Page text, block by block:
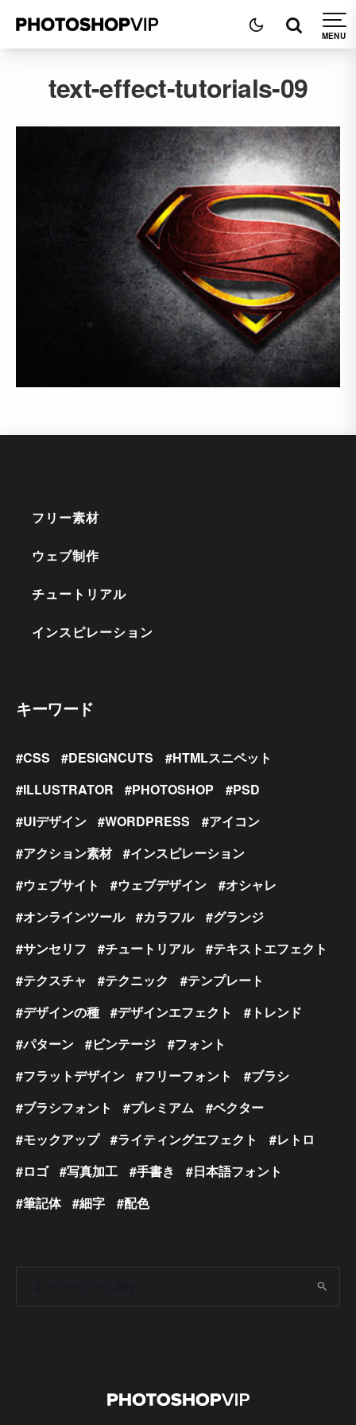
text-effect-tutorials-09
フリー素材
ウェブ制作
チュートリアル
インスピレーション
キーワード
CSS DESIGNCUTS
HTMLスニペット
ILLUSTRATOR
PHOTOSHOP
PSD
UIデザイン
WORDPRESS
アイコン
アクション素材
インスピレーション
ウェブサイト
ウェブデザイン
オシャレ
オンラインツール
カラフル
グランジ
サンセリフ
チュートリアル
テキストエフェクト
テクスチャ
テクニック
テンプレート
デザインの種
デザインエフェクト
トレンド
パターン
ビンテージ
フォント
フラットデザイン
フリーフォント
ブラシ
ブラシフォント
プレミアム
ベクター
モックアップ
ライティングエフェクト
レトロ
ロゴ
写真加工 手書き
日本語フォント
筆記体
細字 配色